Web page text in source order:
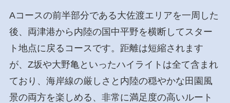
Aコースの前半部分である大佐渡エリアを一周した
後、両津港から内陸の国中平野を横断してスター
ト地点に戻るコースです。距離は短縮されます
が、Z坂や大野亀といったハイライトは全て含まれ
ており、海岸線の厳しさと内陸の穏やかな田園風
景の両方を楽しめる、非常に満足度の高いルート